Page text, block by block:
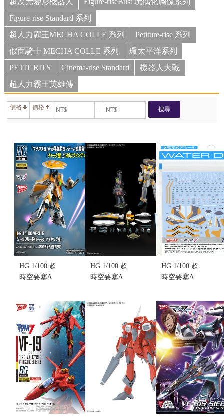
Figure-rise Standard 系列
超人力霸王MECHA COLLE 系列
Petiture-rise 系列
假面騎士 MECHA COLLE 系列
環太平洋系列
PETIT RITS
Cinema-rise Standard
機器人大戰
超人力霸王英雄傳
價格 價格 - 搜尋
HG 1/100 超
時空要塞Δ
式 (查克･馬
斯坦古座機)
(不挑盒況)
售價:1150
HG 1/100 超
時空要塞Δ
豪華套組(不
挑盒況)(售完
HG 1/100 超
時空要塞Δ
式 (查克･馬
斯坦古座機)
專用水貼紙
(不挑盒況)
售價:160